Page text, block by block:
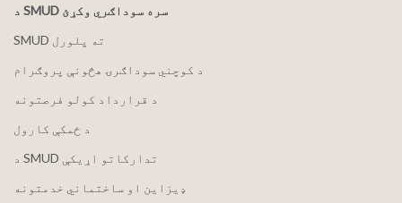
د SMUD سره سوداګري وکړئ
SMUD ته پلورل
د کوچني سوداګرۍ هڅونې پروګرام
د قرارداد کولو فرصتونه
د ځمکې کارول
د SMUD تدارکاتو اړیکې
ډیزاین او ساختماني خدمتونه